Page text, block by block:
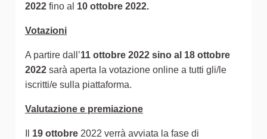
2022 fino al 10 ottobre 2022.
Votazioni
A partire dall’11 ottobre 2022 sino al 18 ottobre
2022 sarà aperta la votazione online a tutti gli/le
iscritti/e sulla piattaforma.
Valutazione e premiazione
19 ottobre 2022 verrà avviata la fase di